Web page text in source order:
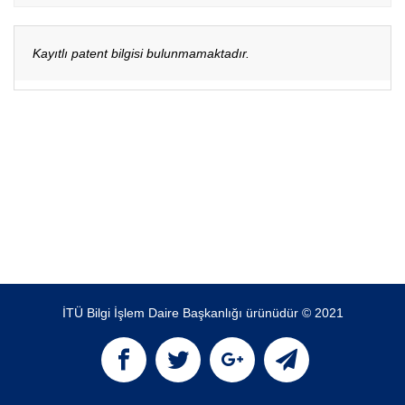
Kayıtlı patent bilgisi bulunmamaktadır.
İTÜ Bilgi İşlem Daire Başkanlığı ürünüdür © 2021